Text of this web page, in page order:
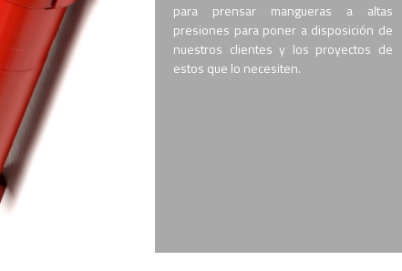
para prensar mangueras a altas
presiones para poner a disposición de
nuestros clientes y los proyectos de
estos que lo necesiten.